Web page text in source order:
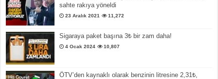
sahte rakıya yöneldi
23 Aralık 2021 11,272
Sigaraya paket başına 3₺ bir zam daha!
4 Ocak 2024 10,807
ÖTV’den kaynaklı olarak benzinin litresine 2,31₺,